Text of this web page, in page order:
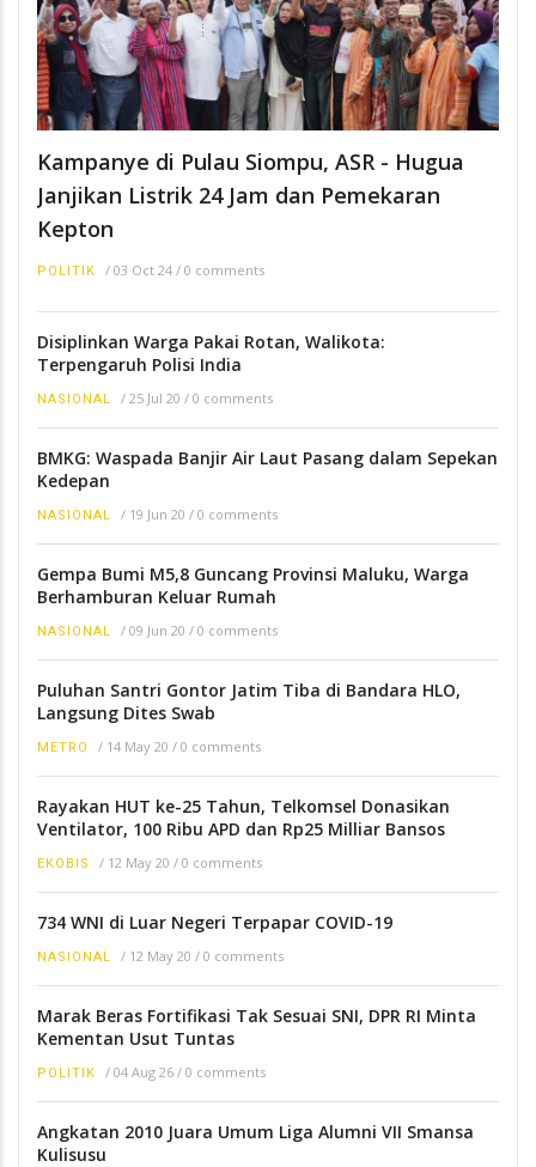
Kampanye di Pulau Siompu, ASR - Hugua
Janjikan Listrik 24 Jam dan Pemekaran
Kepton
POLITIK / 03 Oct 24 / 0 comments
Disiplinkan Warga Pakai Rotan, Walikota:
Terpengaruh Polisi India
NASIONAL / 25 Jul 20 / 0 comments
BMKG: Waspada Banjir Air Laut Pasang dalam Sepekan
Kedepan
NASIONAL / 19 Jun 20 / 0 comments
Gempa Bumi M5,8 Guncang Provinsi Maluku, Warga
Berhamburan Keluar Rumah
NASIONAL / 09 Jun 20 / 0 comments
Puluhan Santri Gontor Jatim Tiba di Bandara HLO,
Langsung Dites Swab
METRO / 14 May 20 / 0 comments
Rayakan HUT ke-25 Tahun, Telkomsel Donasikan
Ventilator, 100 Ribu APD dan Rp25 Milliar Bansos
EKOBIS / 12 May 20 / 0 comments
734 WNI di Luar Negeri Terpapar COVID-19
NASIONAL / 12 May 20 / 0 comments
Marak Beras Fortifikasi Tak Sesuai SNI, DPR RI Minta
Kementan Usut Tuntas
POLITIK / 04 Aug 26 / 0 comments
Angkatan 2010 Juara Umum Liga Alumni VII Smansa
Kulisusu